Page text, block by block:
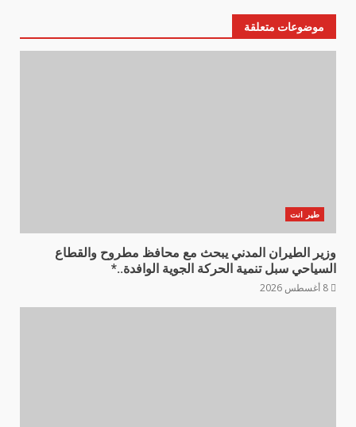
موضوعات متعلقة
طير انت
وزير الطيران المدني يبحث مع محافظ مطروح والقطاع
السياحي سبل تنمية الحركة الجوية الوافدة..*